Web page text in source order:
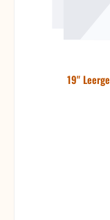
19"